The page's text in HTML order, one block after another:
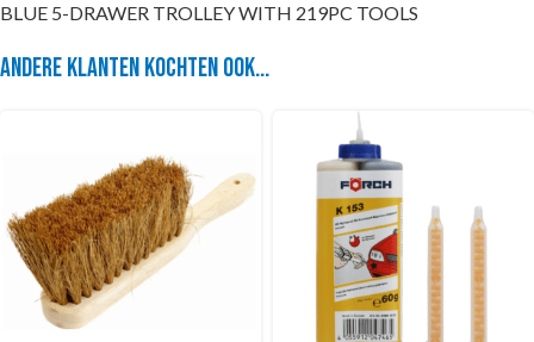
BLUE 5-DRAWER TROLLEY WITH 219PC TOOLS
Andere klanten kochten ook...